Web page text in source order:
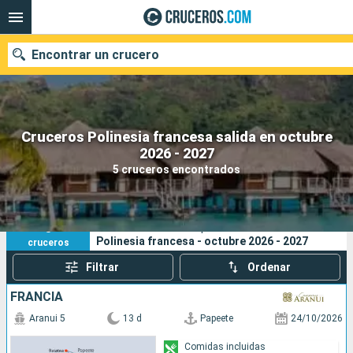
Cruceros Polinesia francesa salida en octubre
2026 - 2027
5 cruceros encontrados
Encontrar un crucero
Nuestros destinos
Fecha de salida
Puertos Compañías
Buscar
5
cruceros
Sus criterios de búsqueda:
Polinesia francesa - octubre 2026 - 2027
Filtrar Ordenar
FRANCIA
Aranui 5 13 d Papeete 24/10/2026
Comidas incluidas